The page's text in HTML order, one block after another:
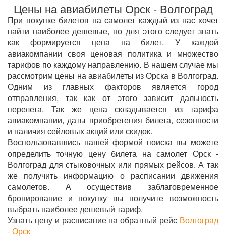
Цены на авиабилеты Орск - Волгоград
При покупке билетов на самолет каждый из нас хочет
найти наиболее дешевые, но для этого следует знать
как формируется цена на билет. У каждой
авиакомпании своя ценовая политика и множество
тарифов по каждому направлению. В нашем случае мы
рассмотрим цены на авиабилеты из Орска в Волгоград.
Одним из главных факторов является город
отправления, так как от этого зависит дальность
перелета. Так же цена складывается из тарифа
авиакомпании, даты приобретения билета, сезонности
и наличия сейловых акций или скидок.
Воспользовавшись нашей формой поиска вы можете
определить точную цену билета на самолет Орск -
Волгоград для стыковочных или прямых рейсов. А так
же получить информацию о расписании движения
самолетов. А осуществив заблаговременное
бронирование и покупку вы получите возможность
выбрать наиболее дешевый тариф.
Узнать цену и расписание на обратный рейс Волгоград
- Орск